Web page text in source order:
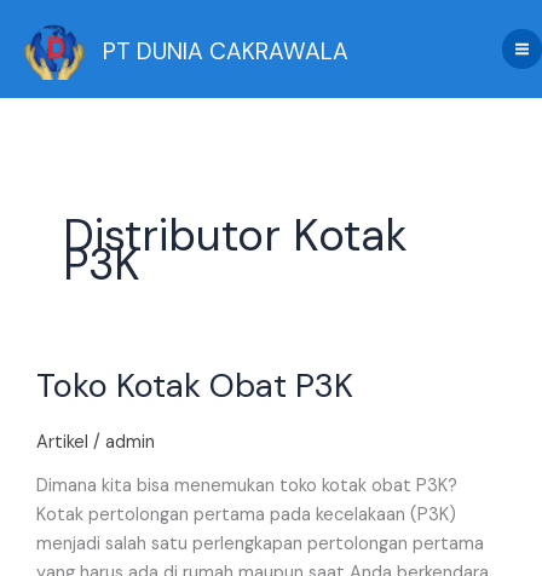
content
PT DUNIA CAKRAWALA
Distributor Kotak
P3K
Toko Kotak Obat P3K
Artikel / admin
Dimana kita bisa menemukan toko kotak obat P3K?
Kotak pertolongan pertama pada kecelakaan (P3K)
menjadi salah satu perlengkapan pertolongan pertama
Kotak
P3K